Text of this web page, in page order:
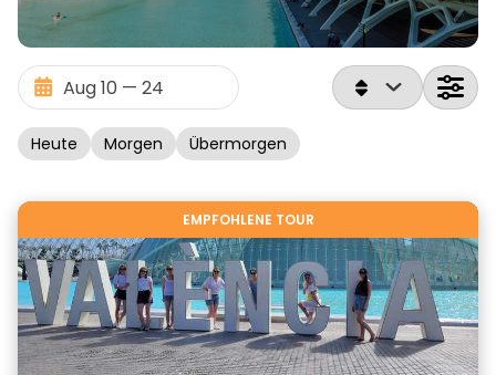
Heute Morgen Übermorgen
EMPFOHLENE TOUR